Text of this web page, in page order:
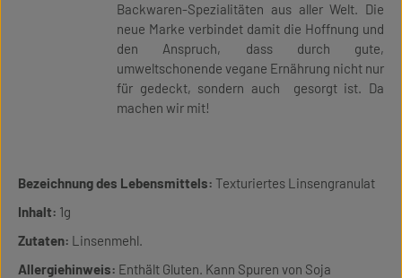
Backwaren-Spezialitäten aus aller Welt. Die
neue Marke verbindet damit die Hoffnung und
den Anspruch, dass durch gute,
umweltschonende vegane Ernährung nicht nur
für gedeckt, sondern auch gesorgt ist. Da
machen wir mit!
Bezeichnung des Lebensmittels: Texturiertes Linsengranulat
Inhalt: 1g
Zutaten: Linsenmehl.
Allergiehinweis: Enthält Gluten. Kann Spuren von Soja